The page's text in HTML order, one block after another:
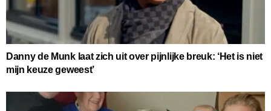
Danny de Munk laat zich uit over pijnlijke breuk: ‘Het is niet
mijn keuze geweest’